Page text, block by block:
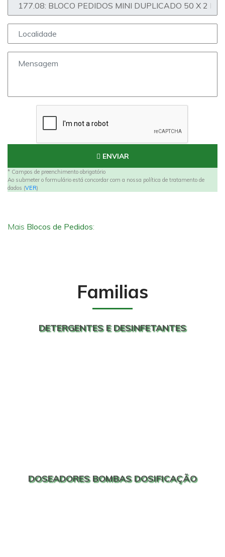
ENVIAR
* Campos de preenchimento obrigatório
Ao submeter o formulário está concordar com a nossa política de tratamento de
dados (VER)
Mais Blocos de Pedidos:
Familias
DETERGENTES E DESINFETANTES
DOSEADORES BOMBAS DOSIFICAÇÃO